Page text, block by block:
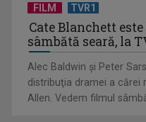
România, pe primul loc în
de alcool, ...
FILM TVR1
Cate Blanchett
sâmbătă seară, la
Alec Baldwin şi Peter
distribuţia dramei a cărei
Allen. Vedem filmul